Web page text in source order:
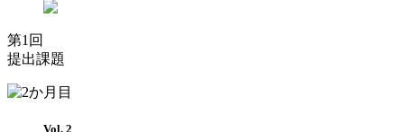
第1回
提出課題
Vol. 2